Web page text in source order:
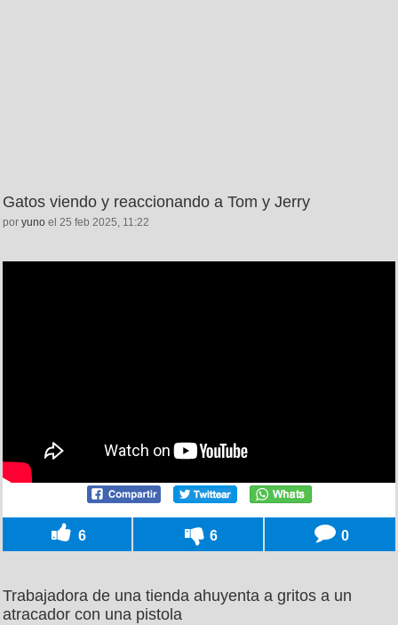
Gatos viendo y reaccionando a Tom y Jerry
por yuno el 25 feb 2025, 11:22
6 6 0
Trabajadora de una tienda ahuyenta a gritos a un
atracador con una pistola